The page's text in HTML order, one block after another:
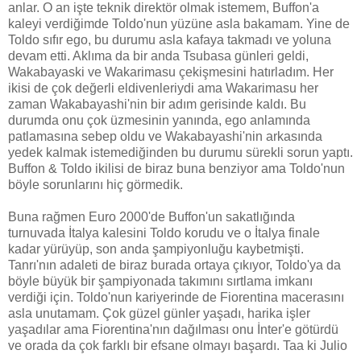
anlar. O an işte teknik direktör olmak istemem, Buffon'a
kaleyi verdiğimde Toldo'nun yüzüne asla bakamam. Yine de
Toldo sıfır ego, bu durumu asla kafaya takmadı ve yoluna
devam etti. Aklıma da bir anda Tsubasa günleri geldi,
Wakabayaski ve Wakarimasu çekişmesini hatırladım. Her
ikisi de çok değerli eldivenleriydi ama Wakarimasu her
zaman Wakabayashi'nin bir adım gerisinde kaldı. Bu
durumda onu çok üzmesinin yanında, ego anlamında
patlamasına sebep oldu ve Wakabayashi'nin arkasında
yedek kalmak istemediğinden bu durumu sürekli sorun yaptı.
Buffon & Toldo ikilisi de biraz buna benziyor ama Toldo'nun
böyle sorunlarını hiç görmedik.
Buna rağmen Euro 2000'de Buffon'un sakatlığında
turnuvada İtalya kalesini Toldo korudu ve o İtalya finale
kadar yürüyüp, son anda şampiyonluğu kaybetmişti.
Tanrı'nın adaleti de biraz burada ortaya çıkıyor, Toldo'ya da
böyle büyük bir şampiyonada takımını sırtlama imkanı
verdiği için. Toldo'nun kariyerinde de Fiorentina macerasını
asla unutamam. Çok güzel günler yaşadı, harika işler
yaşadılar ama Fiorentina'nın dağılması onu İnter'e götürdü
ve orada da çok farklı bir efsane olmayı başardı. Taa ki Julio